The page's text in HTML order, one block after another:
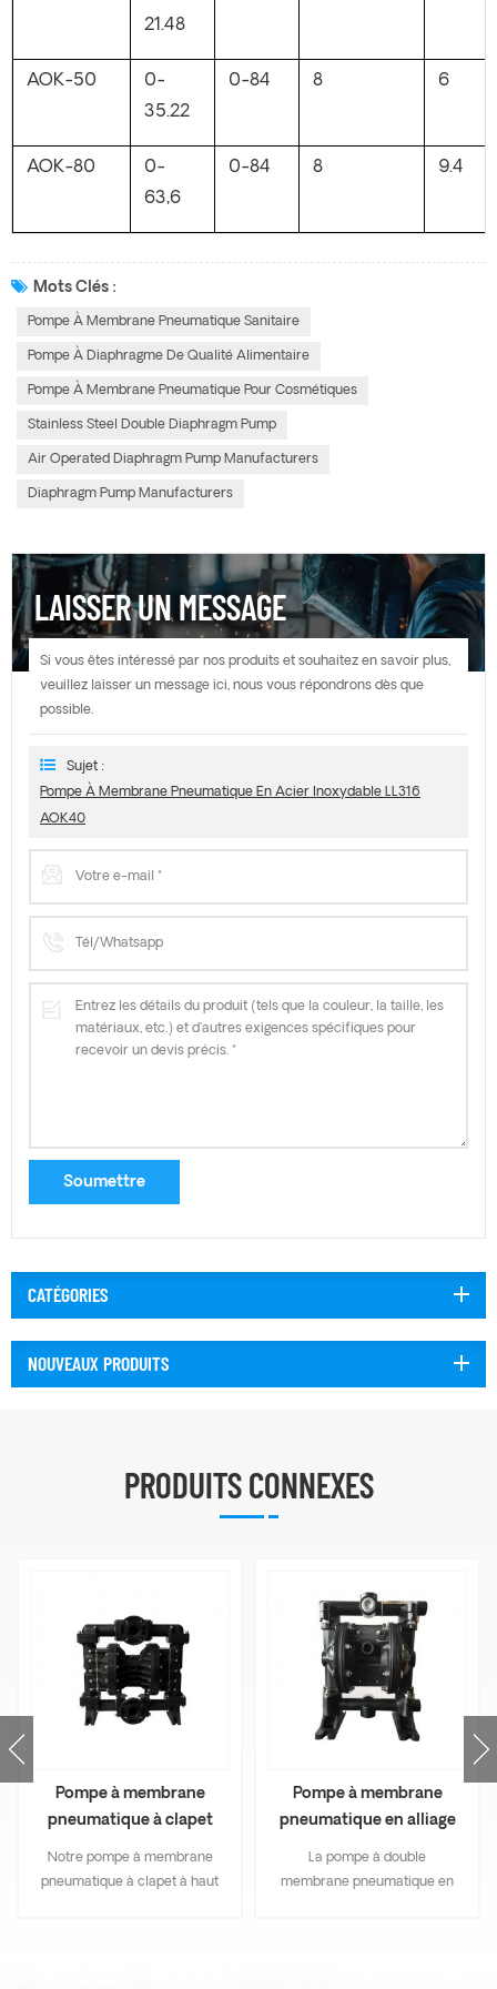
21.48
AOK-50
0-
35.22
0-84 8 6
AOK-80
0-
63,6
0-84 8 9.4
Mots Clés :
Pompe À Membrane Pneumatique Sanitaire
Pompe À Diaphragme De Qualité Alimentaire
Pompe À Membrane Pneumatique Pour Cosmétiques
Stainless Steel Double Diaphragm Pump
Air Operated Diaphragm Pump Manufacturers
Diaphragm Pump Manufacturers
LAISSER UN MESSAGE
Si vous êtes intéressé par nos produits et souhaitez en savoir plus,
veuillez laisser un message ici, nous vous répondrons dès que
possible.
Sujet :
Pompe À Membrane Pneumatique En Acier Inoxydable LL316
AOK40
CATÉGORIES
NOUVEAUX PRODUITS
PRODUITS CONNEXES
Pompe à membrane
pneumatique à clapet
AOK50 PP
Notre pompe à membrane
pneumatique à clapet à haut
Pompe à membrane
pneumatique en alliage
d'aluminium AOK15
La pompe à double
membrane pneumatique en